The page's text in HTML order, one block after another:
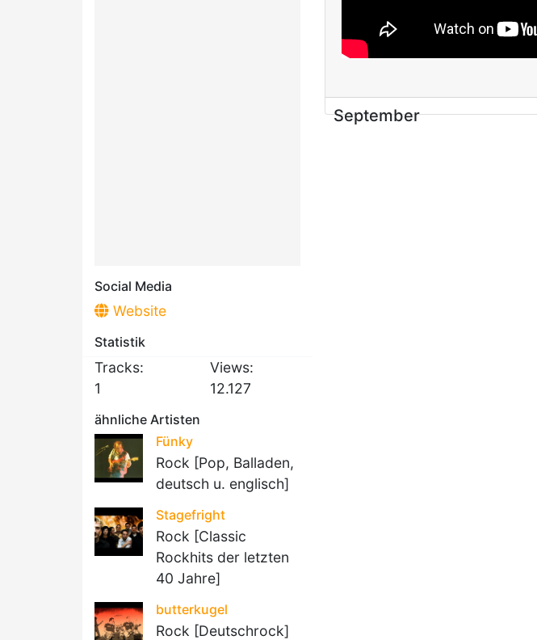
Social Media
Website
Statistik
Tracks:
1
Views:
12.127
ähnliche Artisten
Fünky
Rock [Pop, Balladen,
deutsch u. englisch]
Stagefright
Rock [Classic
Rockhits der letzten
40 Jahre]
butterkugel
Rock [Deutschrock]
September